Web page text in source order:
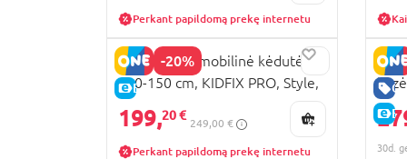
Perkant papildomą prekę internetu
-20%
E-KAINA
BRITAX automobilinė kėdutė
100-150 cm, KIDFIX PRO, Style,
Carbon Black,
2000040915/2000041300
199,20 €
249,00 €
Perkant papildomą prekę internetu 30d.